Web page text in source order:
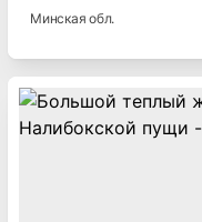
Минская обл.